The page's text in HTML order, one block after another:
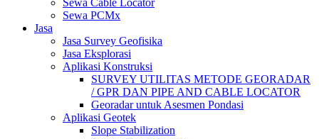
Sewa Cable Locator
Sewa PCMx
Jasa
Jasa Survey Geofisika
Jasa Eksplorasi
Aplikasi Konstruksi
SURVEY UTILITAS METODE GEORADAR
/ GPR DAN PIPE AND CABLE LOCATOR
Georadar untuk Asesmen Pondasi
Aplikasi Geotek
Slope Stabilization